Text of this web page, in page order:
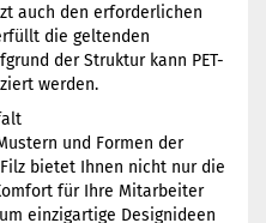
auch den erforderlichen
die geltenden
der Struktur kann PET-
werden.
und Formen der
bietet Ihnen nicht nur die
für Ihre Mitarbeiter
einzigartige Designideen